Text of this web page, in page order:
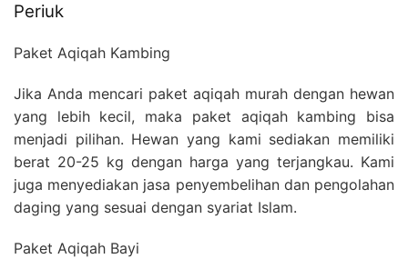
Periuk
Paket Aqiqah Kambing
Jika Anda mencari paket aqiqah murah dengan hewan
yang lebih kecil, maka paket aqiqah kambing bisa
menjadi pilihan. Hewan yang kami sediakan memiliki
berat 20-25 kg dengan harga yang terjangkau. Kami
juga menyediakan jasa penyembelihan dan pengolahan
daging yang sesuai dengan syariat Islam.
Paket Aqiqah Bayi